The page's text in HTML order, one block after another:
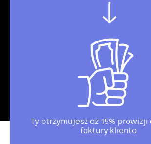
Ty otrzymujesz aż 15% prowizji
faktury klienta